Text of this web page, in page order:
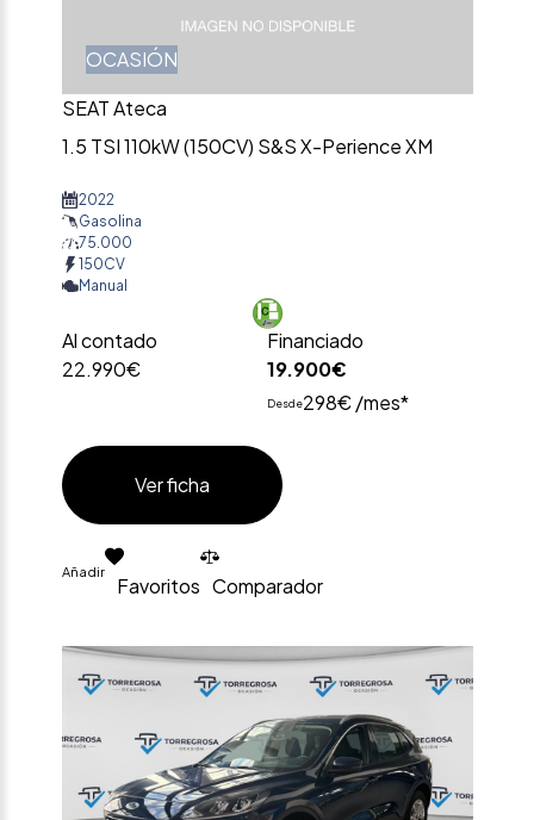
OCASIÓN
SEAT Ateca
1.5 TSI 110kW (150CV) S&S X-Perience XM
2022
Gasolina
75.000
150CV
Manual
Al contado
22.990€
Financiado
19.900€
Desde298€ /mes*
Ver ficha
Añadir
Favoritos Comparador